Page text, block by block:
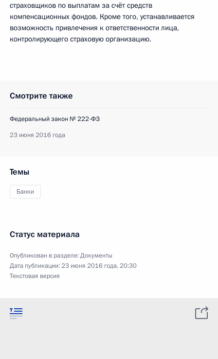
страховщиков по выплатам за счёт средств
компенсационных фондов. Кроме того, устанавливается
возможность привлечения к ответственности лица,
контролирующего страховую организацию.
Смотрите также
Федеральный закон № 222-ФЗ
23 июня 2016 года
Темы
Банки
Статус материала
Опубликован в разделе:Документы
Дата публикации:23 июня 2016 года, 20:30
Текстовая версия